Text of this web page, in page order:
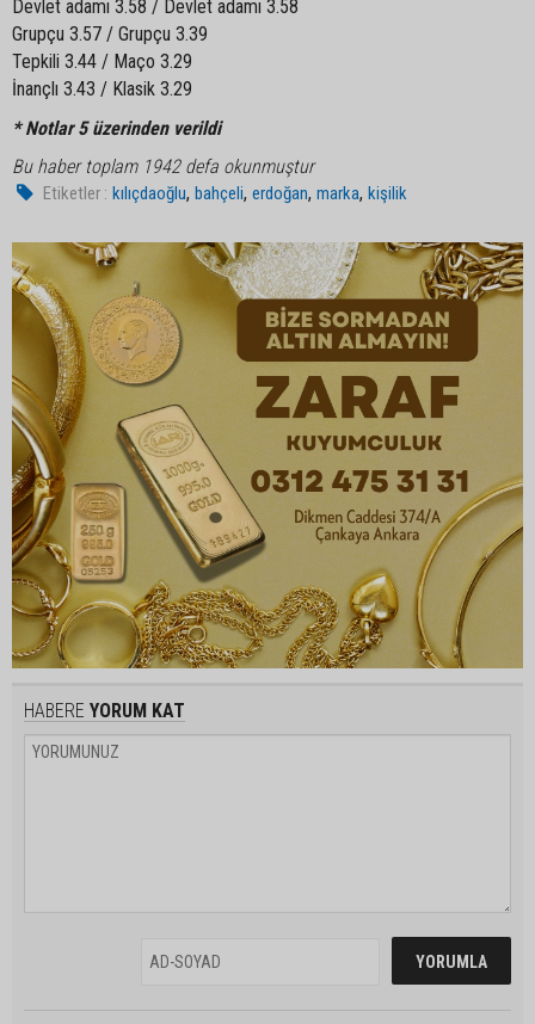
Devlet adamı 3.58 / Devlet adamı 3.58
Grupçu 3.57 / Grupçu 3.39
Tepkili 3.44 / Maço 3.29
İnançlı 3.43 / Klasik 3.29
* Notlar 5 üzerinden verildi
Bu haber toplam 1942 defa okunmuştur
Etiketler : kılıçdaoğlu,bahçeli,erdoğan,marka,kişilik
HABERE YORUM KAT